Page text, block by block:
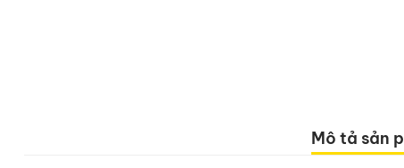
Mô tả sản